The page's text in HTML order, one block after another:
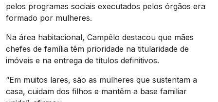
pelos programas sociais executados pelos órgãos era
formado por mulheres.
Na área habitacional, Campêlo destacou que mães
chefes de família têm prioridade na titularidade de
imóveis e na entrega de títulos definitivos.
“Em muitos lares, são as mulheres que sustentam a
casa, cuidam dos filhos e mantêm a base familiar